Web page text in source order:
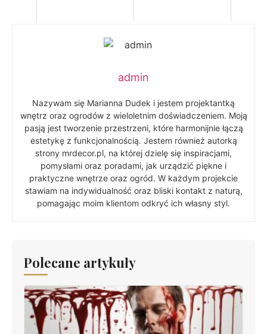
admin
Nazywam się Marianna Dudek i jestem projektantką
wnętrz oraz ogrodów z wieloletnim doświadczeniem. Moją
pasją jest tworzenie przestrzeni, które harmonijnie łączą
estetykę z funkcjonalnością. Jestem również autorką
strony mrdecor.pl, na której dzielę się inspiracjami,
pomysłami oraz poradami, jak urządzić piękne i
praktyczne wnętrze oraz ogród. W każdym projekcie
stawiam na indywidualność oraz bliski kontakt z naturą,
pomagając moim klientom odkryć ich własny styl.
Polecane artykuły